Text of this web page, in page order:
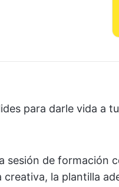
para darle vida a
sesión de formación
la plantilla